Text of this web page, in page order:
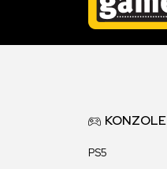
KONZOLE
PS5